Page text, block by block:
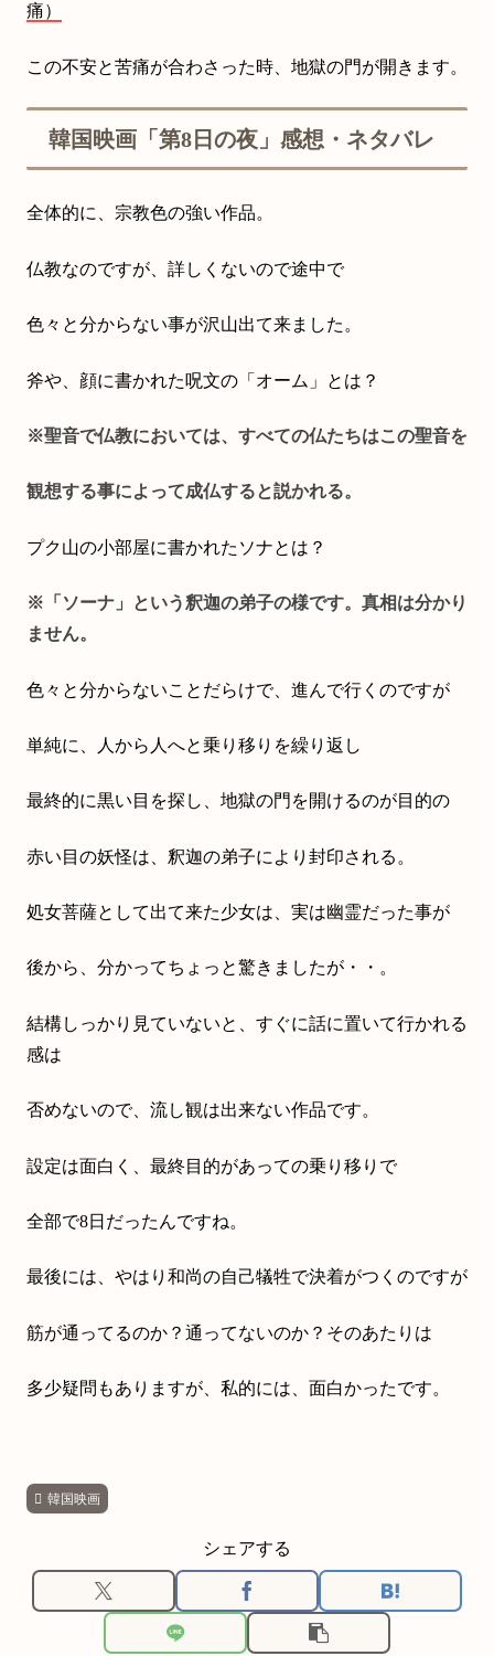
痛）
この不安と苦痛が合わさった時、地獄の門が開きます。
韓国映画「第8日の夜」感想・ネタバレ
全体的に、宗教色の強い作品。
仏教なのですが、詳しくないので途中で
色々と分からない事が沢山出て来ました。
斧や、顔に書かれた呪文の「オーム」とは？
※聖音で仏教においては、すべての仏たちはこの聖音を
観想する事によって成仏すると説かれる。
プク山の小部屋に書かれたソナとは？
※「ソーナ」という釈迦の弟子の様です。真相は分かり
ません。
色々と分からないことだらけで、進んで行くのですが
単純に、人から人へと乗り移りを繰り返し
最終的に黒い目を探し、地獄の門を開けるのが目的の
赤い目の妖怪は、釈迦の弟子により封印される。
処女菩薩として出て来た少女は、実は幽霊だった事が
後から、分かってちょっと驚きましたが・・。
結構しっかり見ていないと、すぐに話に置いて行かれる
感は
否めないので、流し観は出来ない作品です。
設定は面白く、最終目的があっての乗り移りで
全部で8日だったんですね。
最後には、やはり和尚の自己犠牲で決着がつくのですが
筋が通ってるのか？通ってないのか？そのあたりは
多少疑問もありますが、私的には、面白かったです。
韓国映画
シェアする